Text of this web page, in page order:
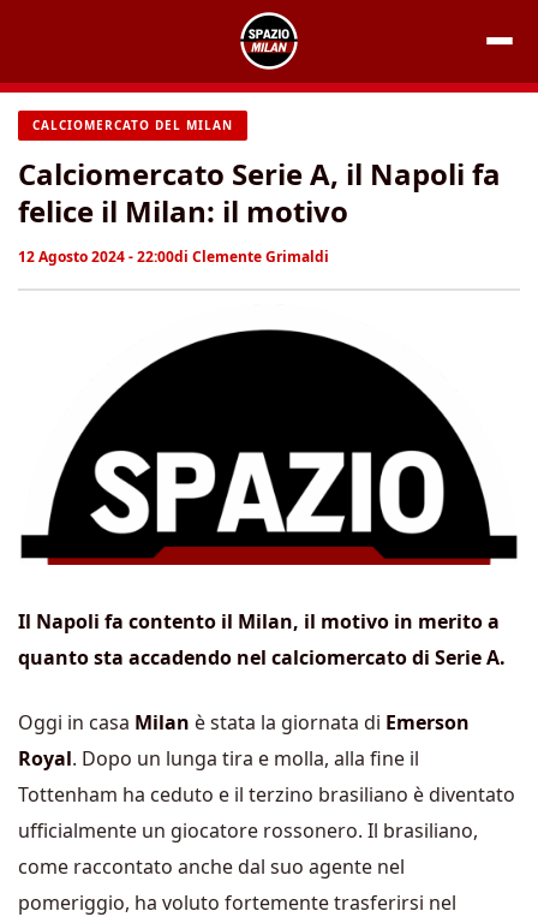
contenuto
CALCIOMERCATO DEL MILAN
Calciomercato Serie A, il Napoli fa
felice il Milan: il motivo
12 Agosto 2024 - 22:00di Clemente Grimaldi
Il Napoli fa contento il Milan, il motivo in merito a
quanto sta accadendo nel calciomercato di Serie A.
Oggi in casa Milan è stata la giornata di Emerson
Royal. Dopo un lunga tira e molla, alla fine il
Tottenham ha ceduto e il terzino brasiliano è diventato
ufficialmente un giocatore rossonero. Il brasiliano,
come raccontato anche dal suo agente nel
pomeriggio, ha voluto fortemente trasferirsi nel